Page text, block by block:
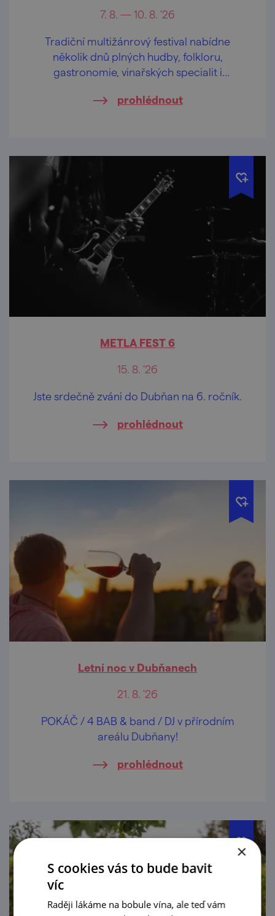
7. 8. — 10. 8. '26
Tradiční multižánrový festival nabídne
několik dnů plných hudby, folkloru,
gastronomie, vinařských specialit i
prohlédnout
METLA FEST 6
15. 8. '26
Jste srdečně zváni do Dubňan na 6. ročník.
prohlédnout
Letní noc v Dubňanech
21. 8. '26
POKÁČ / 4 BAB & band / DJ v přírodním
areálu Dubňany!
prohlédnout
×
S cookies vás to bude bavit
víc
Raději lákáme na bobule vína, ale teď vám